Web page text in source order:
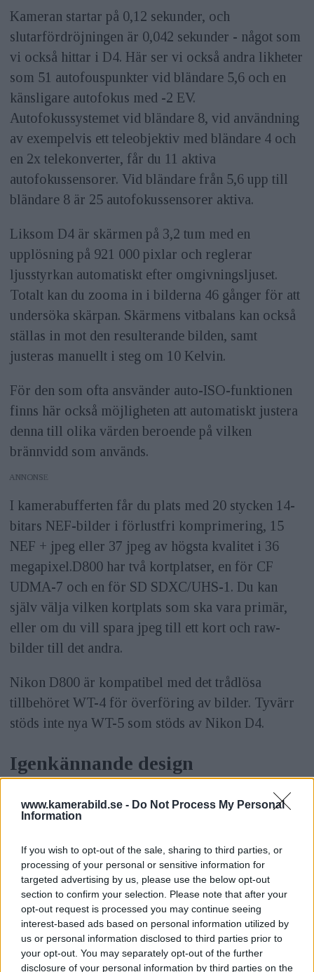
www.kamerabild.se - Do Not Process My Personal
Information
If you wish to opt-out of the sale, sharing to third parties, or
processing of your personal or sensitive information for
targeted advertising by us, please use the below opt-out
section to confirm your selection. Please note that after your
opt-out request is processed you may continue seeing
interest-based ads based on personal information utilized by
us or personal information disclosed to third parties prior to
your opt-out. You may separately opt-out of the further
disclosure of your personal information by third parties on the
Kameran startar på 0,12 sekunder, och
slutarfördröjningen är 0,042 sekunder - något som
vi också hittar i D4. Här ser vi också andra likheter
som 51 autofouspunkter vid bländare 5,6 och en
känsligare autofokus med -2 EV.
Autofokussystemet vid bländare 8, vid användning
av exempelvis ett teleobjektiv med bländare 4 och
en 2x telekonverter, får du 11 aktiva
autofokussensorer. Vid bländare från 5,6 upp till
bländare 8 är 25 autofokussensorer aktiva.
Liksom D4 är skärmen på 3,2 tum med en
upplösning på 921 000 pixlar och reglerar
ljusstyrkan automatiskt efter omgivningsljuset.
Totalt kan du zooma in i bilderna 46 gånger för att
undersöka skärpan. Skärmens vitbalans kan också
ställas in mot den resulterande bilden, samt
justeras manuellt i steg om 10 Kelvin.
För den som ofta ansvänder auto-ISO-funktionen
finns här också möjligheten att automatiskt justera
denna till olika värden beroende på vilken
brännvidd som används.
ANNONS
I kamerabufferten får du plats med 20 stycken 14-
bitars NEF-bilder i förlustfri komprimering, 15
NEF + jpeg eller 37 jpeg av högsta kvalitet i 36
megapixel.D800 har två kortplatser, en för CF
UDMA-7 och en för SD SDXC/UHS-1. Du kan
själv välja vilken kortplats som ska vara primär,
eller om du vill spara jpeg till ett kort och raw-
bilder till det andra.
Nikon D800 är kompatibel med det trådlösa
tillbehöret WT-4 för överföring av bilder. Tyvärr
stöds inte nya WT-5 som stöds av Nikon D4.
Igenkännande design
Tittar vi på ergonomin ser vi en viktminkning på
kamerahusvikt på 900 gram gjord i
magnesiumlegering som är vädertätad.
Avtryckarknappen är mer vinklad än den på D700.
Snurreglaget har fått en ny design mer likt ett
kugghjul, samt lägen för de olika valen - något
som var steglöst på D700. Ovanpå snurreglaget